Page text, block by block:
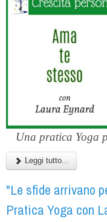
Una pratica Yoga
Leggi tutto...
"Le sfide arrivano
Pratica Yoga con